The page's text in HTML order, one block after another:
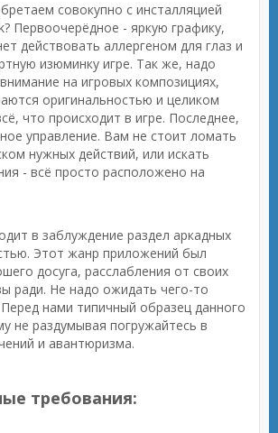
совокупно с инсталляцией
Первоочерёдное - яркую графику,
действовать аллергеном для глаз и
изюминку игре. Так же, надо
на игровых композициях,
оригинальностью и целиком
что происходит в игре. Последнее,
управление. Вам не стоит ломать
нужных действий, или искать
- всё просто расположено на
в заблуждение раздел аркадных
Этот жанр приложений был
досуга, расслабления от своих
ради. Не надо ожидать чего-то
нами типичный образец данного
не раздумывая погружайтесь в
и авантюризма.
требования: